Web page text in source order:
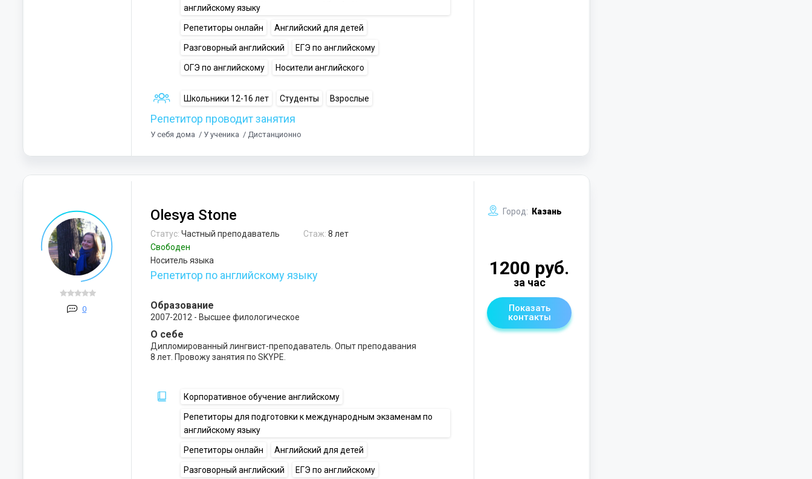
английскому языку
Репетиторы онлайн Английский для детей
Разговорный английский ЕГЭ по английскому
ОГЭ по английскому Носители английского
Школьники 12-16 лет Студенты Взрослые
Репетитор проводит занятия
У себя дома / У ученика / Дистанционно
0
Olesya Stone
Статус: Частный преподаватель Стаж: 8 лет
Свободен
Носитель языка
Репетитор по английскому языку
Образование
2007-2012 - Высшее филологическое
О себе
Дипломированный лингвист-преподаватель. Опыт преподавания
8 лет. Провожу занятия по SKYPE.
Корпоративное обучение английскому
Репетиторы для подготовки к международным экзаменам по
английскому языку
Репетиторы онлайн Английский для детей
Разговорный английский ЕГЭ по английскому
Город: Казань
1200 руб.
за час
Показать
контакты